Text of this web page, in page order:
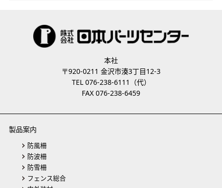
本社
〒920-0211 金沢市湊3丁目12-3
TEL 076-238-6111（代）
FAX 076-238-6459
製品案内
防風柵
防波柵
防雪柵
フェンス総合